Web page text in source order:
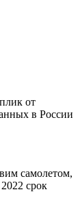
от
в России
самолетом,
срок